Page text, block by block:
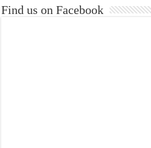
Find us on Facebook